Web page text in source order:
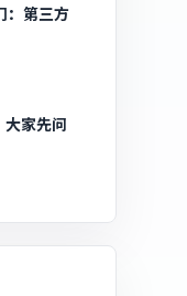
：第三方
大家先问